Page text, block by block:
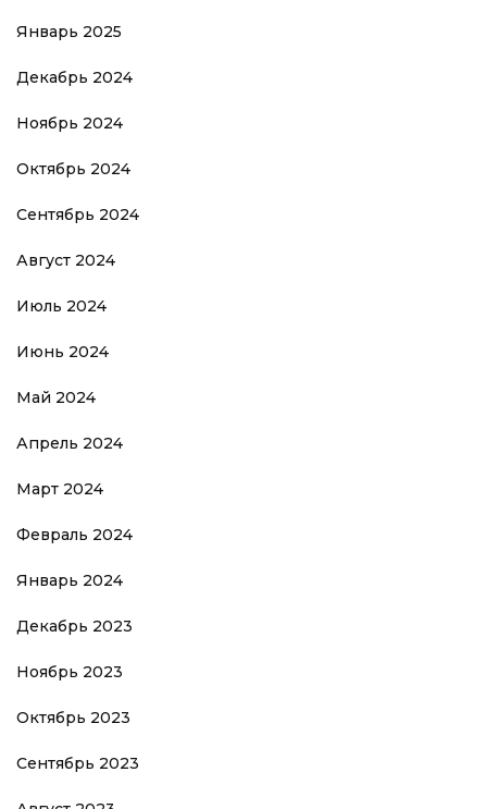
Январь 2025
Декабрь 2024
Ноябрь 2024
Октябрь 2024
Сентябрь 2024
Август 2024
Июль 2024
Июнь 2024
Май 2024
Апрель 2024
Март 2024
Февраль 2024
Январь 2024
Декабрь 2023
Ноябрь 2023
Октябрь 2023
Сентябрь 2023